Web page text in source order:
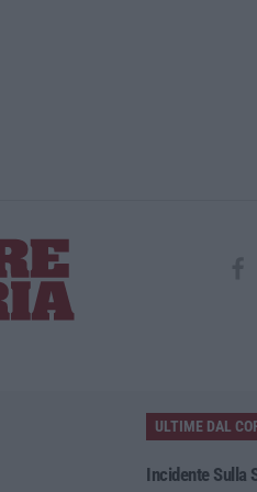
ULTIME DAL
Incidente Sulla